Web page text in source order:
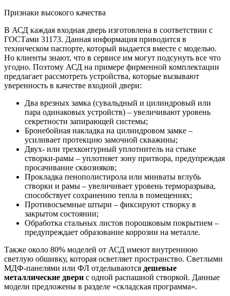
Признаки высокого качества
В АСД каждая входная дверь изготовлена в соответствии с
ГОСТами 31173. Данная информация приводится в
техническом паспорте, который выдается вместе с моделью.
Но клиенты знают, что в сервисе им могут подсунуть все что
угодно. Поэтому АСД на примере фирменной комплектации
предлагает рассмотреть устройства, которые вызывают
уверенность в качестве входной двери:
Два врезных замка (сувальдный и цилиндровый или
пара одинаковых устройств) – увеличивают уровень
секретности запирающей системы;
Бронебойная накладка на цилиндровом замке –
усиливает протекцию замочной скважины;
Двух- или трехконтурный уплотнитель на стыке
створки-рамы – уплотняет зону притвора, предупреждая
просачивание сквозняков;
Прокладка пенополистирола или минваты вглубь
створки и рамы – увеличивает уровень терморазрыва,
способствует сохранению тепла в помещениях;
Противосъемные штыри – фиксируют створку в
закрытом состоянии;
Обработка стальных листов порошковым покрытием –
предупреждает образование коррозии на металле.
Также около 80% моделей от АСД имеют внутреннюю
светлую обшивку, которая осветляет пространство. Светлыми
МДФ-панелями или ФЛ отделываются дешевые
металлические двери с одной распашной створкой. Данные
модели предложены в разделе «складская программа».